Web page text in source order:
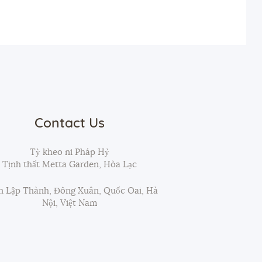
Contact Us
Tỳ kheo ni Pháp Hỷ
Tịnh thất Metta Garden, Hòa Lạc
Lập Thành, Đông Xuân, Quốc Oai, Hà
Nội, Việt Nam